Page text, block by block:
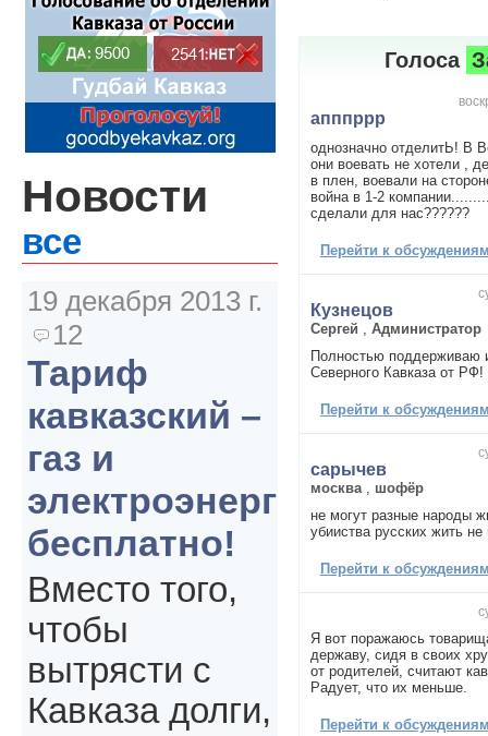
Голоса
апппррр
однозначно отделитЬ! В
они воевать не хотели ,
в плен, воевали на
война в 1-2
сделали для нас??????
Перейти к
Кузнецов
Сергей
Администратор
Полностью поддерживаю
Северного Кавказа от РФ!
Перейти к
сарычев
москва
шофёр
не могут разные народы
убииства русских жить не
Перейти к
Я вот поражаюсь
державу, сидя в своих
от родителей, считают
Радует, что их меньше.
Перейти к
Новости
все
19 декабря 2013 г.
12
Тариф
кавказский –
газ и
электроэнергия
бесплатно!
Вместо того,
чтобы
вытрясти с
Кавказа долги,